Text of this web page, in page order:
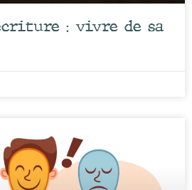
: vivre de sa